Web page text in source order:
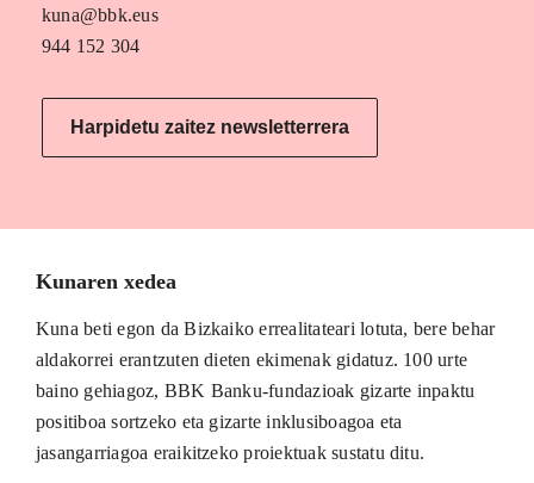
kuna@bbk.eus
944 152 304
Harpidetu zaitez newsletterrera
Kunaren xedea
Kuna beti egon da Bizkaiko errealitateari lotuta, bere behar
aldakorrei erantzuten dieten ekimenak gidatuz. 100 urte
baino gehiagoz, BBK Banku-fundazioak gizarte inpaktu
positiboa sortzeko eta gizarte inklusiboagoa eta
jasangarriagoa eraikitzeko proiektuak sustatu ditu.